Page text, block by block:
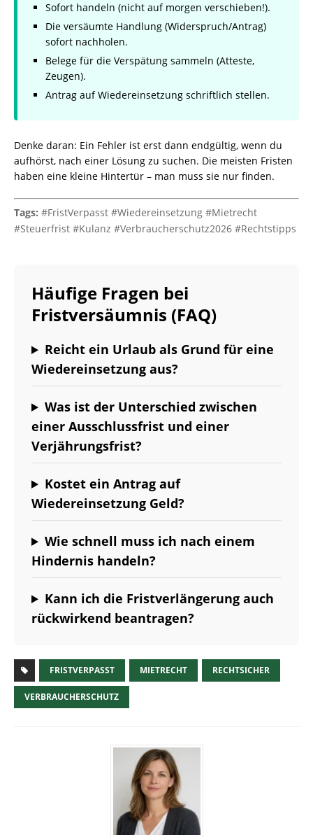
Sofort handeln (nicht auf morgen verschieben!).
Die versäumte Handlung (Widerspruch/Antrag)
sofort nachholen.
Belege für die Verspätung sammeln (Atteste,
Zeugen).
Antrag auf Wiedereinsetzung schriftlich stellen.
Denke daran: Ein Fehler ist erst dann endgültig, wenn du
aufhörst, nach einer Lösung zu suchen. Die meisten Fristen
haben eine kleine Hintertür – man muss sie nur finden.
Tags: #FristVerpasst #Wiedereinsetzung #Mietrecht
#Steuerfrist #Kulanz #Verbraucherschutz2026 #Rechtstipps
Häufige Fragen bei
Fristversäumnis (FAQ)
Reicht ein Urlaub als Grund für eine
Wiedereinsetzung aus?
Was ist der Unterschied zwischen
einer Ausschlussfrist und einer
Verjährungsfrist?
Kostet ein Antrag auf
Wiedereinsetzung Geld?
Wie schnell muss ich nach einem
Hindernis handeln?
Kann ich die Fristverlängerung auch
rückwirkend beantragen?
FRISTVERPASST MIETRECHT RECHTSICHER
VERBRAUCHERSCHUTZ